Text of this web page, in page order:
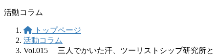
活動コラム
トップページ
活動コラム
Vol.015 三人でかいた汗、ツーリストシップ研究所と